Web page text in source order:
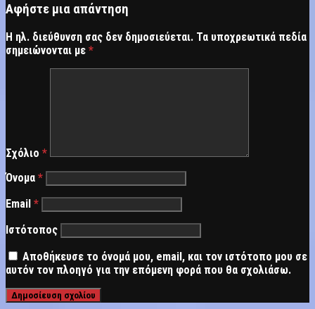
Αφήστε μια απάντηση
Η ηλ. διεύθυνση σας δεν δημοσιεύεται. Τα υποχρεωτικά πεδία
σημειώνονται με *
Σχόλιο *
Όνομα *
Email *
Ιστότοπος
Αποθήκευσε το όνομά μου, email, και τον ιστότοπο μου σε
αυτόν τον πλοηγό για την επόμενη φορά που θα σχολιάσω.